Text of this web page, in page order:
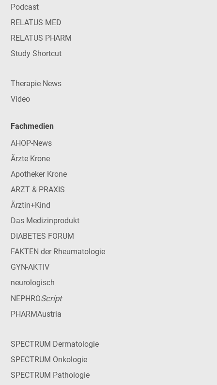
Podcast
RELATUS MED
RELATUS PHARM
Study Shortcut
Therapie News
Video
Fachmedien
AHOP-News
Ärzte Krone
Apotheker Krone
ARZT & PRAXIS
Ärztin+Kind
Das Medizinprodukt
DIABETES FORUM
FAKTEN der Rheumatologie
GYN-AKTIV
neurologisch
NEPHROScript
PHARMAustria
SPECTRUM Dermatologie
SPECTRUM Onkologie
SPECTRUM Pathologie